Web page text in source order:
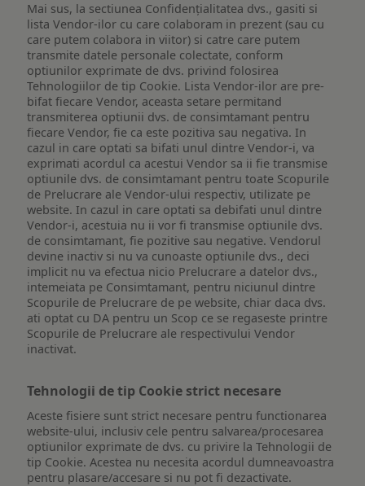
Mai sus, la sectiunea Confidențialitatea dvs., gasiti si
lista Vendor-ilor cu care colaboram in prezent (sau cu
care putem colabora in viitor) si catre care putem
transmite datele personale colectate, conform
optiunilor exprimate de dvs. privind folosirea
Tehnologiilor de tip Cookie. Lista Vendor-ilor are pre-
bifat fiecare Vendor, aceasta setare permitand
transmiterea optiunii dvs. de consimtamant pentru
fiecare Vendor, fie ca este pozitiva sau negativa. In
cazul in care optati sa bifati unul dintre Vendor-i, va
exprimati acordul ca acestui Vendor sa ii fie transmise
optiunile dvs. de consimtamant pentru toate Scopurile
de Prelucrare ale Vendor-ului respectiv, utilizate pe
website. In cazul in care optati sa debifati unul dintre
Vendor-i, acestuia nu ii vor fi transmise optiunile dvs.
de consimtamant, fie pozitive sau negative. Vendorul
devine inactiv si nu va cunoaste optiunile dvs., deci
implicit nu va efectua nicio Prelucrare a datelor dvs.,
intemeiata pe Consimtamant, pentru niciunul dintre
Scopurile de Prelucrare de pe website, chiar daca dvs.
ati optat cu DA pentru un Scop ce se regaseste printre
Scopurile de Prelucrare ale respectivului Vendor
inactivat.
Tehnologii de tip Cookie strict necesare
Aceste fisiere sunt strict necesare pentru functionarea
website-ului, inclusiv cele pentru salvarea/procesarea
optiunilor exprimate de dvs. cu privire la Tehnologii de
tip Cookie. Acestea nu necesita acordul dumneavoastra
pentru plasare/accesare si nu pot fi dezactivate.